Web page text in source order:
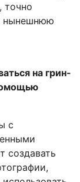
точно
нынешнюю
на грин-
с
создавать